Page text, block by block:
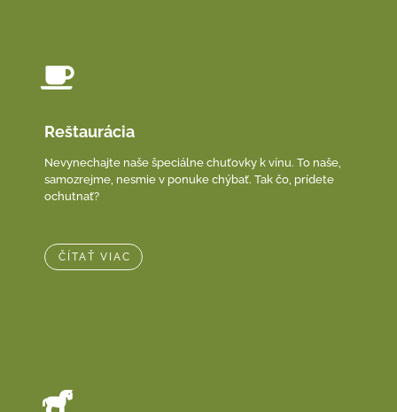
Reštaurácia
Nevynechajte naše špeciálne chuťovky k vínu. To naše,
samozrejme, nesmie v ponuke chýbať. Tak čo, prídete
ochutnať?
ČÍTAŤ VIAC